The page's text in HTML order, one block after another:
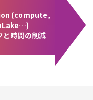
(compute,
と時間の削減